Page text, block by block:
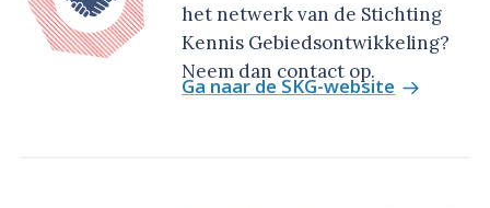
het netwerk van de Stichting
Kennis Gebiedsontwikkeling?
Neem dan contact op.
Ga naar de SKG-website